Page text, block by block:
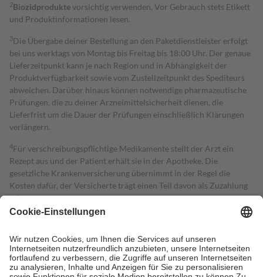
2Biozidproduktevorsichtig verwenden. Vor Gebrauch stets Etikett
und Produktinformationen lesen.
3Die Übergabe deiner Bestellung an den Paketdienstleister erfolgt
bei uns werktags von Montag bis Freitag bis 18:00 Uhr. Der genaue
Lieferzeitpunkt kann je nach Region und in Abhängigkeit der
Produktverfügbarkeit sowie vom Zustellzeitpunkt des Spediteurs
abweichen. Darüber hinaus können notwendige pharmazeutische
Prüfungen, die zu deiner Arzneimittelsicherheit dienen, die
Lieferfrist um die Dauer der Prüfungen einschließlich Klärungen
verlängern.
4Für verschreibungspflichtige Medikamente stellt der Arzt ein
Rezept aus und der Patient erhält sie in der Apotheke. Die
gesetzliche Krankenversicherung übernimmt in der Regel die
Kosten dafür, der Versicherte trägt einen Teil davon als Zuzahlung
mit.
Grundsätzlich leisten Mitglieder Zuzahlungen in Höhe von zehn
höchstens zehn Euro.
Es sind jedoch nie mehr als die tatsächlichen
Kosten der Leistung zu entrichten.
Diese Regeln gelten grundsätzlich auch für Online-Apotheken.
Bei Heilmitteln und häuslicher Krankenpflege beträgt die